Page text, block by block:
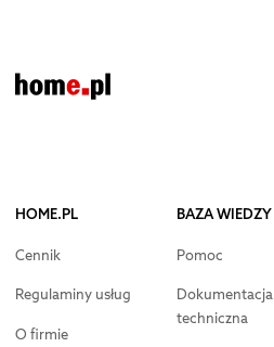
HOME.PL
Cennik
Regulaminy usług
O firmie
BAZA WIEDZY
Pomoc
Dokumentacja
techniczna